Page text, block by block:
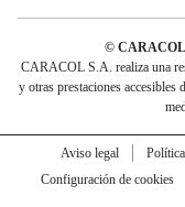
© CARACOL
CARACOL S.A. realiza una
y otras prestaciones accesibles
Aviso legal
Configuración de cookies